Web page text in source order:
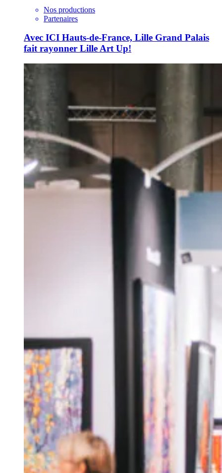
Nos productions
Partenaires
Avec ICI Hauts-de-France, Lille Grand Palais
fait rayonner Lille Art Up!